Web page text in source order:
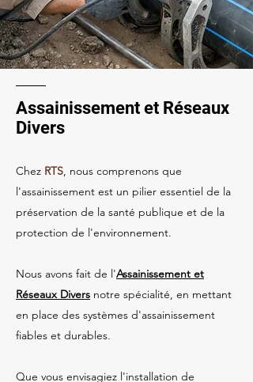
Assainissement et Réseaux
Divers
Chez RTS, nous comprenons que
l'assainissement est un pilier essentiel de la
préservation de la santé publique et de la
protection de l'environnement.
Nous avons fait de l'Assainissement et
Réseaux Divers notre spécialité, en mettant
en place des systèmes d'assainissement
fiables et durables.
Que vous envisagiez l'installation de